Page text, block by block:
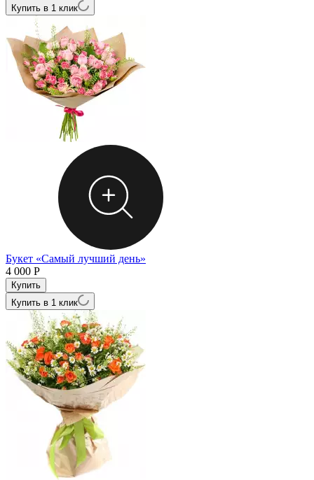
Купить в 1 клик
Букет «Самый лучший день»
4 000 Р
Купить в 1 клик